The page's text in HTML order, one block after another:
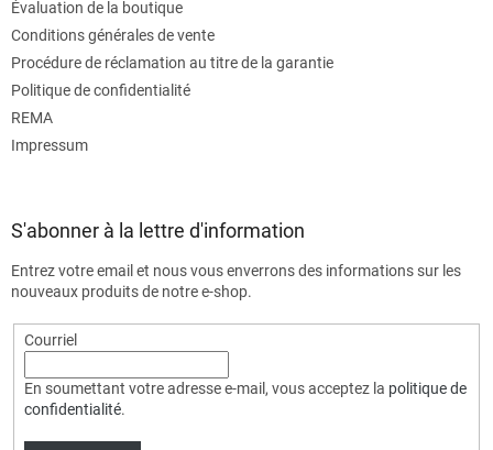
Évaluation de la boutique
Conditions générales de vente
Procédure de réclamation au titre de la garantie
Politique de confidentialité
REMA
Impressum
S'abonner à la lettre d'information
Entrez votre email et nous vous enverrons des informations sur les
nouveaux produits de notre e-shop.
Courriel
En soumettant votre adresse e-mail, vous acceptez la politique de
confidentialité.